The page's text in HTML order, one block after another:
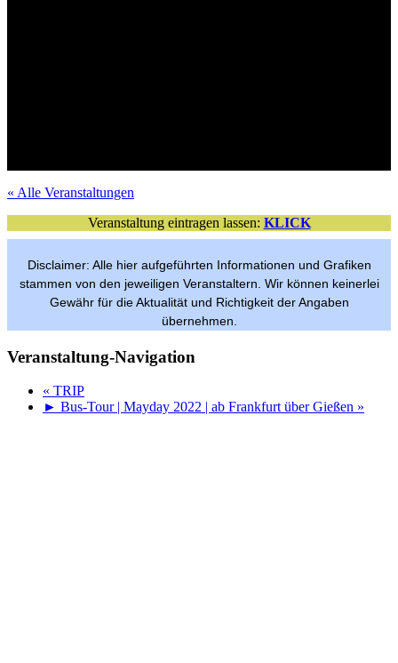
« Alle Veranstaltungen
Veranstaltung eintragen lassen: KLICK
Disclaimer: Alle hier aufgeführten Informationen und Grafiken
stammen von den jeweiligen Veranstaltern. Wir können keinerlei
Gewähr für die Aktualität und Richtigkeit der Angaben
übernehmen.
Veranstaltung-Navigation
« TRIP
► Bus-Tour | Mayday 2022 | ab Frankfurt über Gießen »